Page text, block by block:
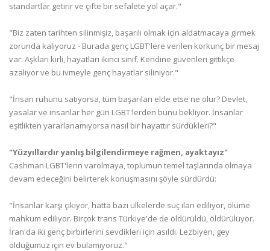
standartlar getirir ve çifte bir sefalete yol açar."
"Biz zaten tarihten silinmişiz, başarılı olmak için aldatmacaya girmek
zorunda kalıyoruz - Burada genç LGBT'lere verilen korkunç bir mesaj
var: Aşkları kirli, hayatları ikinci sınıf. Kendine güvenleri gittikçe
azalıyor ve bu ivmeyle genç hayatlar siliniyor."
"İnsan ruhunu satıyorsa, tüm başarıları elde etse ne olur? Devlet,
yasalar ve insanlar her gün LGBT'lerden bunu bekliyor. İnsanlar
eşitlikten yararlanamıyorsa nasıl bir hayattır sürdükleri?"
"Yüzyıllardır yanlış bilgilendirmeye rağmen, ayaktayız"
Cashman LGBT'lerin varolmaya, toplumun temel taşlarında olmaya
devam edeceğini belirterek konuşmasını şöyle sürdürdü:
"İnsanlar karşı çıkıyor, hatta bazı ülkelerde suç ilan ediliyor, ölüme
mahkum ediliyor. Birçok trans Türkiye'de de öldürüldü, öldürülüyor.
İran'da iki genç birbirlerini sevdikleri için asıldı. Lezbiyen, gey
olduğumuz için ev bulamıyoruz."